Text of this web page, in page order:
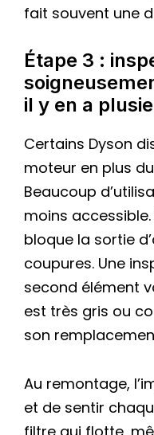
fait souvent une
Étape 3 :
il y en a
Certains Dyson
moteur en plus
Beaucoup
moins
bloque la sortie
coupures. Une
second élément
est très gris ou
son
Au remontage,
et de sentir